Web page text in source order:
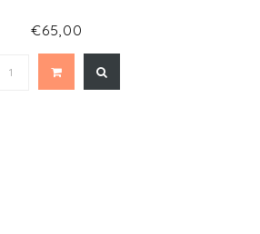
€65,00